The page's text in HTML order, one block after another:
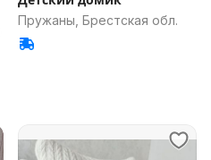
Пружаны, Брестская обл.